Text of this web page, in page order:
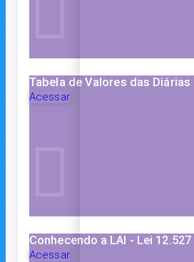
Tabela de Valores das Diárias
Acessar
Conhecendo a LAI - Lei 12.527
Acessar